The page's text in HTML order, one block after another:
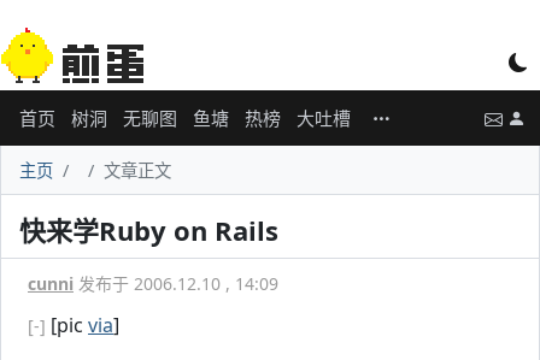
首页 树洞 无聊图 鱼塘 热榜 大吐槽
主页 文章正文
快来学Ruby on Rails
cunni 发布于 2006.12.10 , 14:09
[-] [pic via]